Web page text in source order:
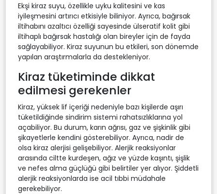
Ekşi kiraz suyu, özellikle uyku kalitesini ve kas
iyileşmesini artırıcı etkisiyle biliniyor. Ayrıca, bağırsak
iltihabını azaltıcı özelliği sayesinde ülseratif kolit gibi
iltihaplı bağırsak hastalığı olan bireyler için de fayda
sağlayabiliyor. Kiraz suyunun bu etkileri, son dönemde
yapılan araştırmalarla da destekleniyor.
Kiraz tüketiminde dikkat
edilmesi gerekenler
Kiraz, yüksek lif içeriği nedeniyle bazı kişilerde aşırı
tüketildiğinde sindirim sistemi rahatsızlıklarına yol
açabiliyor. Bu durum, karın ağrısı, gaz ve şişkinlik gibi
şikayetlerle kendini gösterebiliyor. Ayrıca, nadir de
olsa kiraz alerjisi gelişebiliyor. Alerjik reaksiyonlar
arasında ciltte kurdeşen, ağız ve yüzde kaşıntı, şişlik
ve nefes alma güçlüğü gibi belirtiler yer alıyor. Şiddetli
alerjik reaksiyonlarda ise acil tıbbi müdahale
gerekebiliyor.